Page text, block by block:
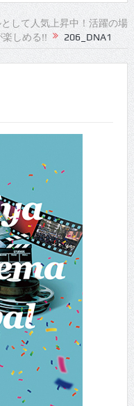
して人気上昇中！活躍の場
楽しめる!!
206_DNA1